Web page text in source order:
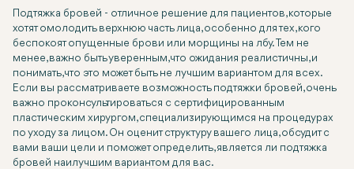
Подтяжка бровей - отличное решение для пациентов, которые
хотят омолодить верхнюю часть лица, особенно для тех, кого
беспокоят опущенные брови или морщины на лбу. Тем не
менее, важно быть уверенным, что ожидания реалистичны, и
понимать, что это может быть не лучшим вариантом для всех.
Если вы рассматриваете возможность подтяжки бровей, очень
важно проконсультироваться с сертифицированным
пластическим хирургом, специализирующимся на процедурах
по уходу за лицом. Он оценит структуру вашего лица, обсудит с
вами ваши цели и поможет определить, является ли подтяжка
бровей наилучшим вариантом для вас.